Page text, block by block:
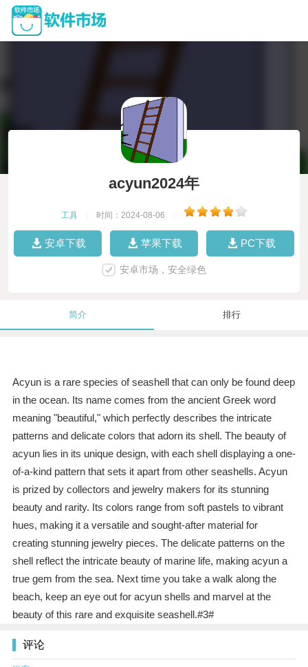
acyun2024年
工具 时间：2024-08-06
安卓下载 苹果下载 PC下载
安卓市场，安全绿色
简介 排行
Acyun is a rare species of seashell that can only be found deep
in the ocean. Its name comes from the ancient Greek word
meaning "beautiful," which perfectly describes the intricate
patterns and delicate colors that adorn its shell. The beauty of
acyun lies in its unique design, with each shell displaying a one-
of-a-kind pattern that sets it apart from other seashells. Acyun
is prized by collectors and jewelry makers for its stunning
beauty and rarity. Its colors range from soft pastels to vibrant
hues, making it a versatile and sought-after material for
creating stunning jewelry pieces. The delicate patterns on the
shell reflect the intricate beauty of marine life, making acyun a
true gem from the sea. Next time you take a walk along the
beach, keep an eye out for acyun shells and marvel at the
beauty of this rare and exquisite seashell.#3#
评论